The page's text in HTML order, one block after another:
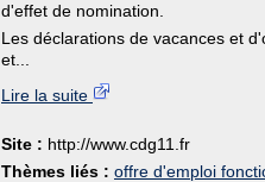
d'effet de nomination.
Les déclarations de vacances et
et...
Lire la suite
Site : http://www.cdg11.fr
Thèmes liés : offre d'emploi